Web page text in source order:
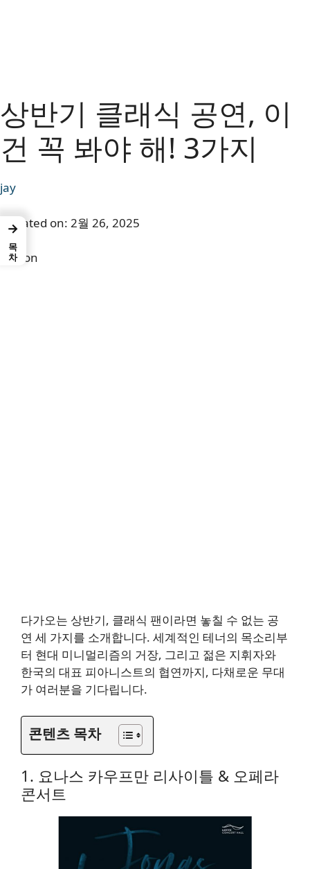
상반기 클래식 공연, 이
건 꼭 봐야 해! 3가지
jay
Updated on: 2월 26, 2025
Button
다가오는 상반기, 클래식 팬이라면 놓칠 수 없는 공
연 세 가지를 소개합니다. 세계적인 테너의 목소리부
터 현대 미니멀리즘의 거장, 그리고 젊은 지휘자와
한국의 대표 피아니스트의 협연까지, 다채로운 무대
가 여러분을 기다립니다.
콘텐츠 목차
1. 요나스 카우프만 리사이틀 & 오페라
콘서트
→
목차